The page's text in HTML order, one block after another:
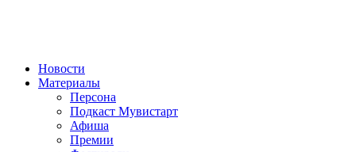
Новости
Материалы
Персона
Подкаст Мувистарт
Афиша
Премии